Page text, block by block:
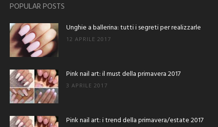
POPULAR POSTS
Unghie a ballerina: tutti i segreti per realizzarle
12 APRILE 2017
Pink nail art: il must della primavera 2017
3 APRILE 2017
Pink nail art: i trend della primavera/estate 2017